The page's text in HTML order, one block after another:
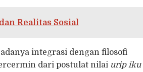
Realitas Sosial
integrasi dengan filosofi
dari postulat nilai urip iku